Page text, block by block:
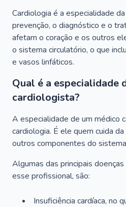
Cardiologia é a especialidade
prevenção, o diagnóstico e o
afetam o coração e os outros
o sistema circulatório, o que
e vasos linfáticos.
Qual é a especialidade
cardiologista?
A especialidade de um médico
cardiologia. É ele quem cuida
outros componentes do
Algumas das principais
esse profissional, são:
Insuficiência cardíaca, no